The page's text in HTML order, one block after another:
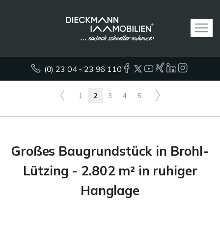
(0) 23 04 - 23 96 110
1 2 3 4 5
Großes Baugrundstück in Brohl-
Lützing - 2.802 m² in ruhiger
Hanglage